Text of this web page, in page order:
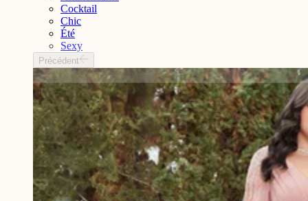
Cocktail
Chic
Été
Sexy
Précédent